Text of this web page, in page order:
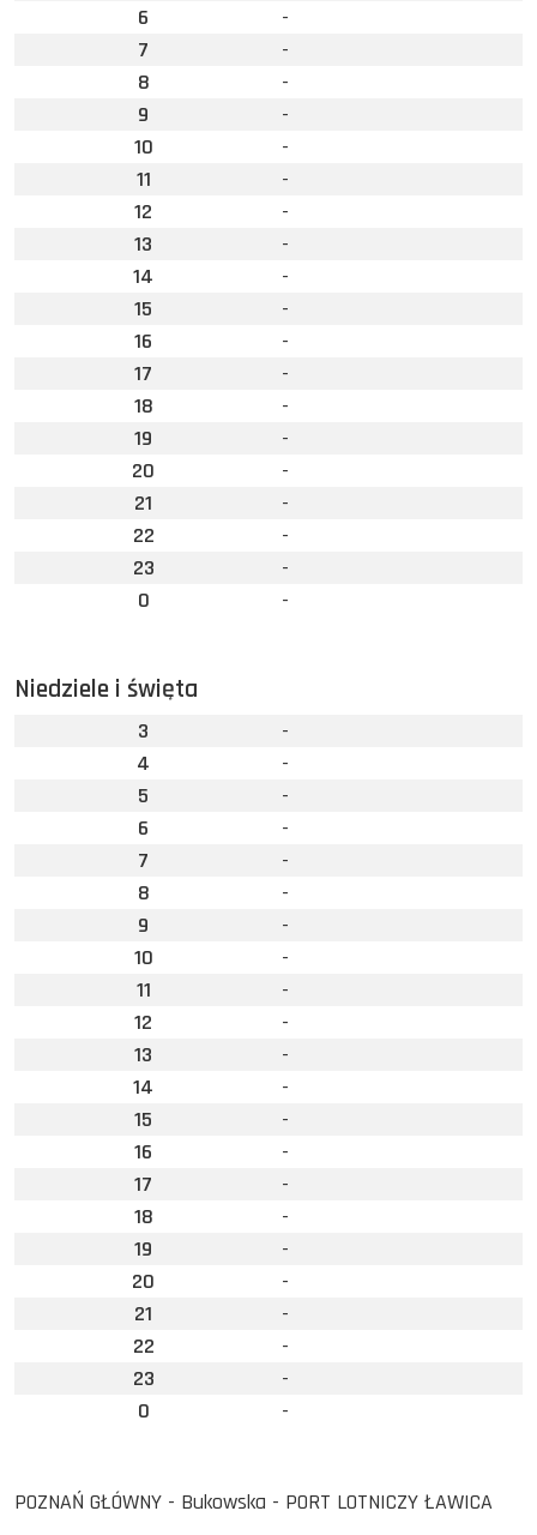
6
-
7
-
8
-
9
-
10
-
11
-
12
-
13
-
14
-
15
-
16
-
17
-
18
-
19
-
20
-
21
-
22
-
23
-
0
-
Niedziele i święta
3
-
4
-
5
-
6
-
7
-
8
-
9
-
10
-
11
-
12
-
13
-
14
-
15
-
16
-
17
-
18
-
19
-
20
-
21
-
22
-
23
-
0
-
POZNAŃ GŁÓWNY - Bukowska - PORT LOTNICZY ŁAWICA